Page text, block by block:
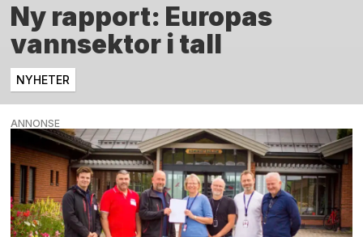
Ny rapport: Europas
vannsektor i tall
NYHETER
ANNONSE